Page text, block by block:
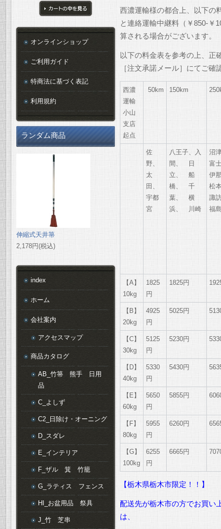
西濃運輸様の都合上、以下の
と連絡運輸中継料（￥850-￥
算される場合がございます。
以下の料金表を参考の上、正
［注文承諾メール］にてご確
西濃
運輸
小山
支店
起点
50km 150km
佐
野、
太
田、
宇都
宮
八王子、入
間、 日
立、 船
橋、 千
葉、 横
浜、 川崎
沼
富
伊
松
諏
福
【A】
10kg
1825
円
1825円
【B】
20kg
4925
円
5025円
【C】
30kg
5125
円
5230円
【D】
40kg
5330
円
5430円
【E】
60kg
5650
円
5855円
【F】
80kg
5955
円
6260円
【G】
100kg
6255
円
6665円
【栃木県栃木市限定！！】
配送先が栃木市の方でお買い
は、
オンラインショップ
ご利用ガイド
特商法に基づく表記
利用規約
ランダム商品
伸縮式天井箒
2,178円(税込)
index
ホーム
会社案内
アクセスマップ
商品カタログ
AB_竹箒 熊手 日用
品
C_よしず
C2_日除け・オーニング
D_スダレ
E_インテリア
F_ザル 箕 竹籠
G_ラティス フェンス
HI_お盆用品 祭具
J_竹 芝串